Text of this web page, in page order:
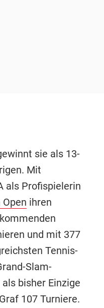
sie als 13-
Mit
als Profispielerin
Open ihren
und mit 377
Tennis-
Slam-
bisher Einzige
107 Turniere.